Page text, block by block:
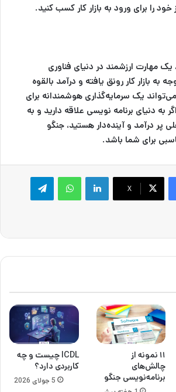
را برای ورود به بازار کار کسب کنید.
یک مهارت ارزشمند در دنیای فناوری
به بازار کار رونق یافته و درآمد بالقوه
یک سرمایه‌گذاری هوشمندانه برای
به دنیای برنامه نویسی علاقه دارید و به
پر درآمد و آینده‌دار هستید، جنگو
برای شما باشد.
X
لینکدینواتس آپ تلگرام
۱۱ نمونه از
چالش‌‌های
برنامه‌نویسی جنگو
ICDL چیست و چه
کاربردی دارد؟
5 جولای 2026